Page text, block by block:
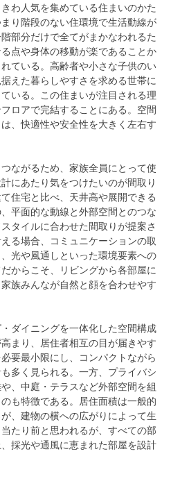
わ人気を集めている住まいのかた
り階段のない住環境で生活動線が
部分だけで全てがまかなわれるた
点や身体の移動が楽であることか
ている。高齢者や小さな子供のい
えた暮らしやすさを求める世帯に
いる。この住まいが注目される理
ロアで完結することにある。空間
、快適性や安全性を大きく左右す
ながるため、家族全員にとって使
にあたり気をつけたいのが間取り
住宅と比べ、天井高や展開できる
平面的な動線と外部空間とのつな
タイルに合わせた間取りが提案さ
る場合、コミュニケーションの取
光や風通しといった環境要素への
からこそ、リビングから各部屋に
族みんなが自然と顔を合わせやす
ダイニングを一体化した空間構成
まり、居住者相互の目が届きやす
要最小限にし、コンパクトながら
多く見られる。一方、プライバシ
、中庭・テラスなど外部空間を組
も特徴である。居住面積は一般的
、建物の横への広がりによって生
たり前と思われるが、すべての部
採光や通風に恵まれた部屋を設計